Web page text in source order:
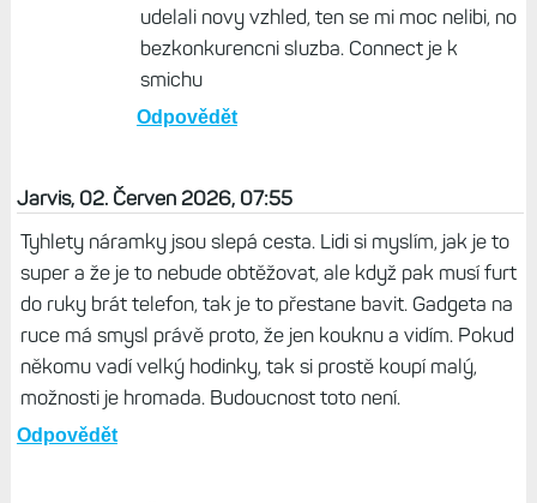
udelali novy vzhled, ten se mi moc nelibi, no
bezkonkurencni sluzba. Connect je k
smichu
Odpovědět
Jarvis, 02. Červen 2026, 07:55
Tyhlety náramky jsou slepá cesta. Lidi si myslím, jak je to
super a že je to nebude obtěžovat, ale když pak musí furt
do ruky brát telefon, tak je to přestane bavit. Gadgeta na
ruce má smysl právě proto, že jen kouknu a vidím. Pokud
někomu vadí velký hodinky, tak si prostě koupí malý,
možnosti je hromada. Budoucnost toto není.
Odpovědět